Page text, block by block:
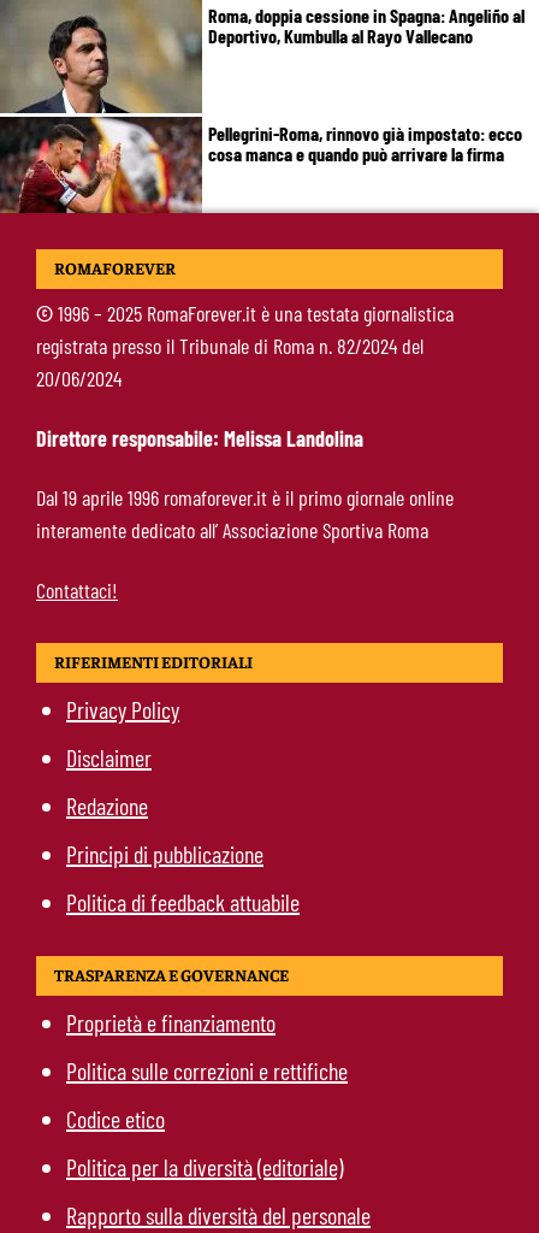
Roma, doppia cessione in Spagna: Angeliño al
Deportivo, Kumbulla al Rayo Vallecano
Pellegrini-Roma, rinnovo già impostato: ecco
cosa manca e quando può arrivare la firma
Mercato Roma, manca un solo colpo: Gasperini
Roma-Molina, il colpo di D’Amico è geniale:
qualità ed esperienza a un prezzo da
occasione
ROMAFOREVER
©1996 – 2025 RomaForever.it è una testata giornalistica
registrata presso il Tribunale di Roma n. 82/2024 del
20/06/2024
Direttore responsabile: Melissa Landolina
Dal 19 aprile 1996 romaforever.it è il primo giornale online
interamente dedicato all’ Associazione Sportiva Roma
Contattaci!
RIFERIMENTI EDITORIALI
Privacy Policy
Disclaimer
Redazione
Principi di pubblicazione
Politica di feedback attuabile
TRASPARENZA E GOVERNANCE
Proprietà e finanziamento
Politica sulle correzioni e rettifiche
Codice etico
Politica per la diversità (editoriale)
Rapporto sulla diversità del personale